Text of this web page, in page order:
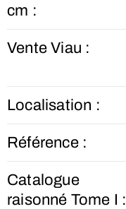
cm :
Vente Viau :
Localisation :
Référence :
Catalogue
raisonné Tome I :